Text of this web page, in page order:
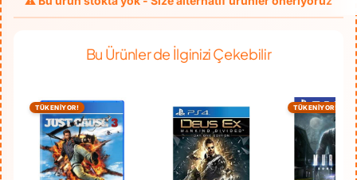
Bu Ürünler de İlginizi Çekebilir
TÜKENİYOR! TÜKENİYOR!